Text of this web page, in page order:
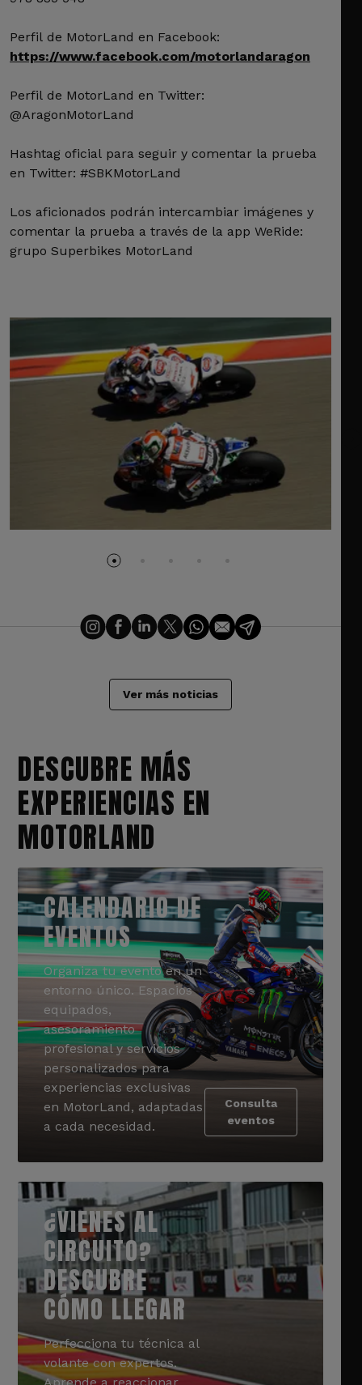
Perfil de MotorLand en Facebook:
https://www.facebook.com/motorlandaragon
Perfil de MotorLand en Twitter:
@AragonMotorLand
Hashtag oficial para seguir y comentar la prueba
en Twitter: #SBKMotorLand
Los aficionados podrán intercambiar imágenes y
comentar la prueba a través de la app WeRide:
grupo Superbikes MotorLand
Ver más noticias
DESCUBRE MÁS
EXPERIENCIAS EN
MOTORLAND
CALENDARIO DE
EVENTOS
Organiza tu evento en un
entorno único. Espacios
equipados,
asesoramiento
profesional y servicios
personalizados para
experiencias exclusivas
en MotorLand, adaptadas
a cada necesidad.
Consulta
eventos
¿VIENES AL
CIRCUITO?
DESCUBRE
CÓMO LLEGAR
Perfecciona tu técnica al
volante con expertos.